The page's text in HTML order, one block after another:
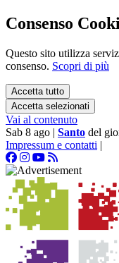
Consenso
Questo sito utilizza
consenso. Scopri di più
Accetta tutto
Accetta selezionati
Vai al contenuto
Sab 8 ago | Santo del
Impressum e contatti |